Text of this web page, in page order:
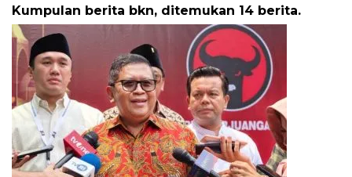
Kumpulan berita bkn, ditemukan 14 berita.